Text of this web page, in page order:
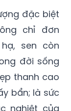
đặc biệt
chỉ đơn
sen còn
đời sống
thanh cao
bẩn; là sức
nghiệt của